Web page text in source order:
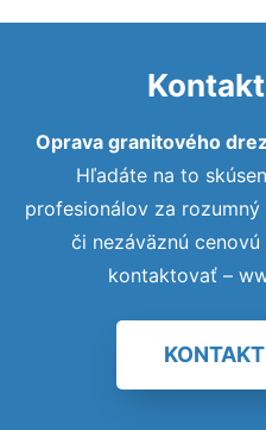
Oprava granitového
Hľadáte na to
profesionálov za
či nezáväznú
kontaktovať –